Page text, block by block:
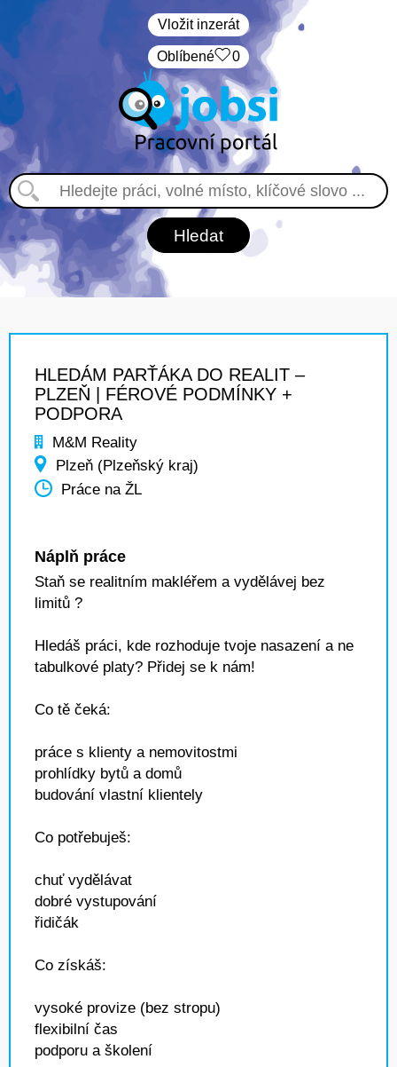
Vložit inzerát
Oblíbené 0
HLEDÁM PARŤÁKA DO REALIT –
PLZEŇ | FÉROVÉ PODMÍNKY +
PODPORA
M&M Reality
Plzeň (Plzeňský kraj)
Práce na ŽL
Náplň práce
Staň se realitním makléřem a vydělávej bez
limitů ?
Hledáš práci, kde rozhoduje tvoje nasazení a ne
tabulkové platy? Přidej se k nám!
Co tě čeká:
práce s klienty a nemovitostmi
prohlídky bytů a domů
budování vlastní klientely
Co potřebuješ:
chuť vydělávat
dobré vystupování
řidičák
Co získáš:
vysoké provize (bez stropu)
flexibilní čas
podporu a školení